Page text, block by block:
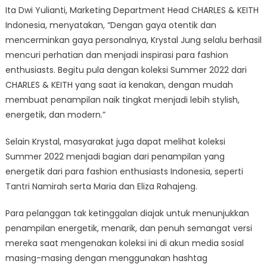
Ita Dwi Yulianti, Marketing Department Head CHARLES & KEITH
Indonesia, menyatakan, “Dengan gaya otentik dan
mencerminkan gaya personalnya, Krystal Jung selalu berhasil
mencuri perhatian dan menjadi inspirasi para fashion
enthusiasts. Begitu pula dengan koleksi Summer 2022 dari
CHARLES & KEITH yang saat ia kenakan, dengan mudah
membuat penampilan naik tingkat menjadi lebih stylish,
energetik, dan modern.”
Selain Krystal, masyarakat juga dapat melihat koleksi
Summer 2022 menjadi bagian dari penampilan yang
energetik dari para fashion enthusiasts Indonesia, seperti
Tantri Namirah serta Maria dan Eliza Rahajeng.
Para pelanggan tak ketinggalan diajak untuk menunjukkan
penampilan energetik, menarik, dan penuh semangat versi
mereka saat mengenakan koleksi ini di akun media sosial
masing-masing dengan menggunakan hashtag